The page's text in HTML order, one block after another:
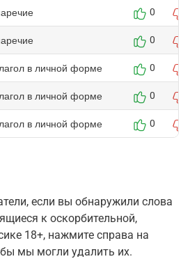
0
0
в личной форме 0
в личной форме 0
в личной форме 0
если вы обнаружили слова
к оскорбительной,
18+, нажмите справа на
мы могли удалить их.